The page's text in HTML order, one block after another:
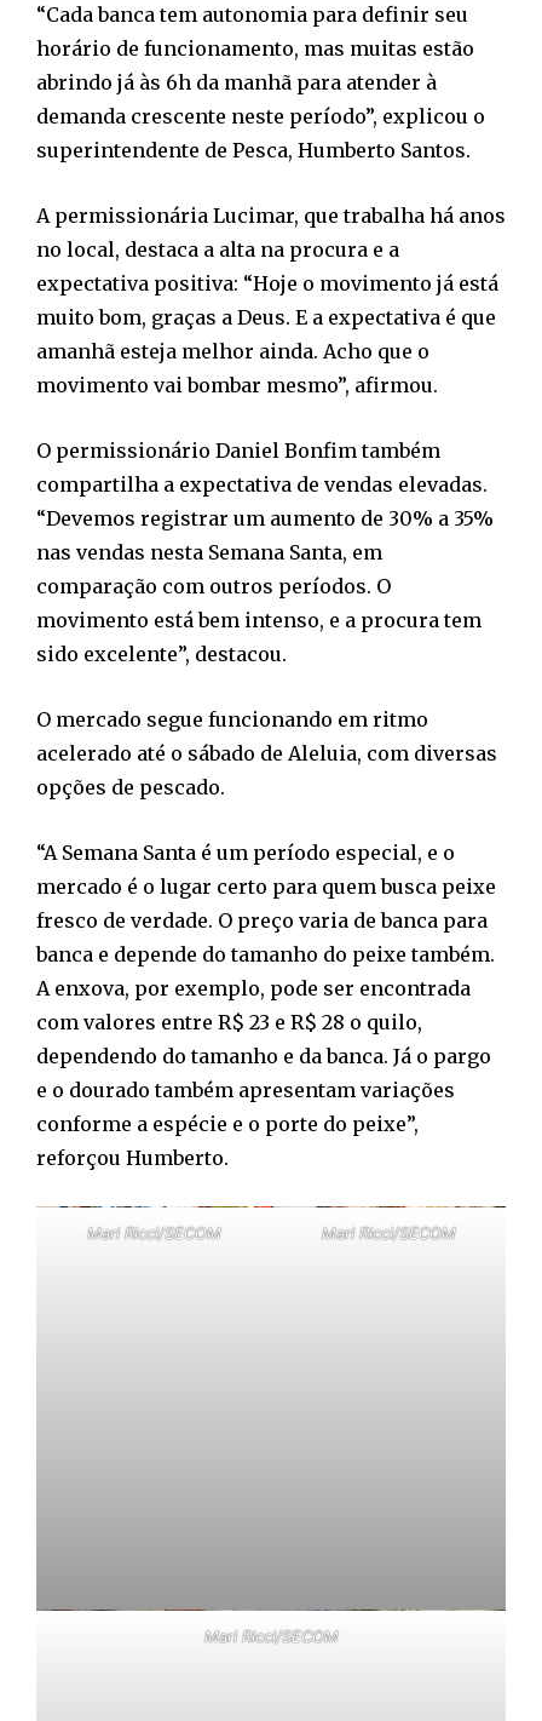
“Cada banca tem autonomia para definir seu
horário de funcionamento, mas muitas estão
abrindo já às 6h da manhã para atender à
demanda crescente neste período”, explicou o
superintendente de Pesca, Humberto Santos.
A permissionária Lucimar, que trabalha há anos
no local, destaca a alta na procura e a
expectativa positiva: “Hoje o movimento já está
muito bom, graças a Deus. E a expectativa é que
amanhã esteja melhor ainda. Acho que o
movimento vai bombar mesmo”, afirmou.
O permissionário Daniel Bonfim também
compartilha a expectativa de vendas elevadas.
“Devemos registrar um aumento de 30% a 35%
nas vendas nesta Semana Santa, em
comparação com outros períodos. O
movimento está bem intenso, e a procura tem
sido excelente”, destacou.
O mercado segue funcionando em ritmo
acelerado até o sábado de Aleluia, com diversas
opções de pescado.
“A Semana Santa é um período especial, e o
mercado é o lugar certo para quem busca peixe
fresco de verdade. O preço varia de banca para
banca e depende do tamanho do peixe também.
A enxova, por exemplo, pode ser encontrada
com valores entre R$ 23 e R$ 28 o quilo,
dependendo do tamanho e da banca. Já o pargo
e o dourado também apresentam variações
conforme a espécie e o porte do peixe”,
reforçou Humberto.
Mari Ricci/SECOM Mari Ricci/SECOM
Mari Ricci/SECOM